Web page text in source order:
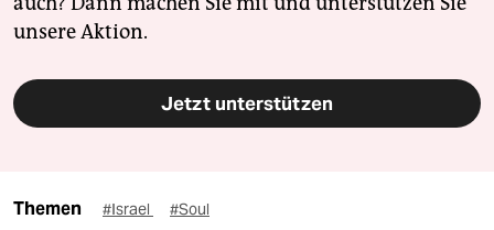
unsere Aktion.
Jetzt unterstützen
Themen #Israel #Soul